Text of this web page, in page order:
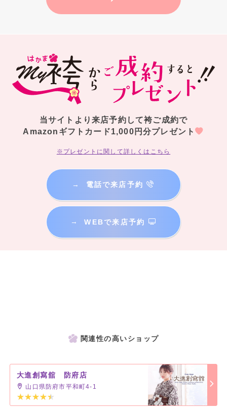
当サイトより来店予約して袴ご成約で
Amazonギフトカード1,000円分プレゼント
※プレゼントに関して詳しくはこちら
→ 電話で来店予約
→ WEBで来店予約
関連性の高いショップ
大進創寫舘 防府店
山口県防府市平和町4-1